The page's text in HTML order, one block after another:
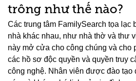
trông như thế nào?
Các trung tâm FamilySearch tọa lạc
nhà khác nhau, như nhà thờ và thư
này mở cửa cho công chúng và cho
các hồ sơ độc quyền và quyền truy
công nghệ. Nhân viên được đào tạo